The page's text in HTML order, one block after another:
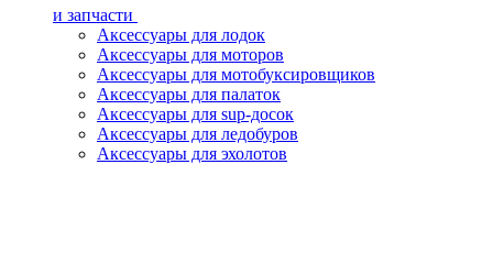
и запчасти
Аксессуары для лодок
Аксессуары для моторов
Аксессуары для мотобуксировщиков
Аксессуары для палаток
Аксессуары для sup-досок
Аксессуары для ледобуров
Аксессуары для эхолотов